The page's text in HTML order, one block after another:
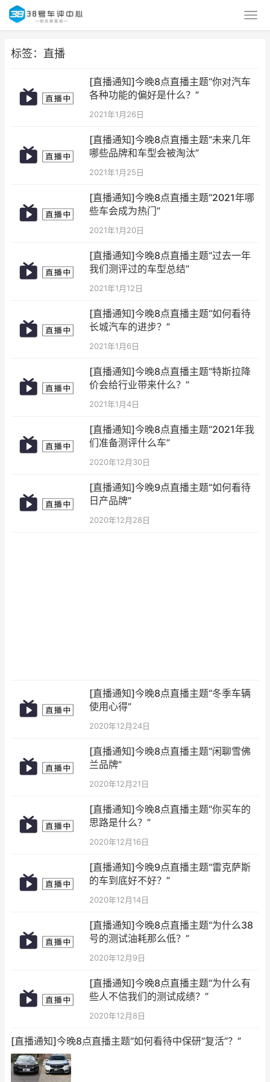
标签：直播
[直播通知]今晚8点直播主题“你对汽车
各种功能的偏好是什么？”
2021年1月26日
[直播通知]今晚8点直播主题“未来几年
哪些品牌和车型会被淘汰”
2021年1月25日
[直播通知]今晚8点直播主题“2021年哪
些车会成为热门”
2021年1月20日
[直播通知]今晚8点直播主题“过去一年
我们测评过的车型总结”
2021年1月12日
[直播通知]今晚8点直播主题“如何看待
长城汽车的进步？”
2021年1月6日
[直播通知]今晚8点直播主题“特斯拉降
价会给行业带来什么？”
2021年1月4日
[直播通知]今晚8点直播主题“2021年我
们准备测评什么车”
2020年12月30日
[直播通知]今晚9点直播主题“如何看待
日产品牌”
2020年12月28日
[直播通知]今晚8点直播主题“冬季车辆
使用心得”
2020年12月24日
[直播通知]今晚8点直播主题“闲聊雪佛
兰品牌”
2020年12月21日
[直播通知]今晚8点直播主题“你买车的
思路是什么？”
2020年12月16日
[直播通知]今晚9点直播主题“雷克萨斯
的车到底好不好？”
2020年12月14日
[直播通知]今晚8点直播主题“为什么38
号的测试油耗那么低？”
2020年12月9日
[直播通知]今晚8点直播主题“为什么有
些人不信我们的测试成绩？”
2020年12月8日
[直播通知]今晚8点直播主题“如何看待中保研“复活”？”